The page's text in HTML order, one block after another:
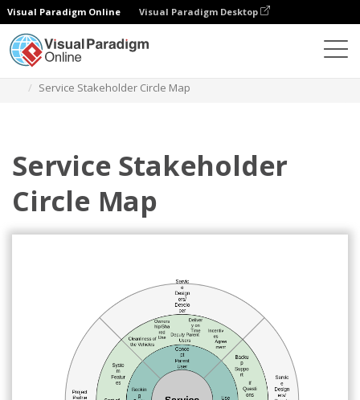
Visual Paradigm Online Visual Paradigm Desktop
Service Stakeholder Circle Map
Service Stakeholder
Circle Map